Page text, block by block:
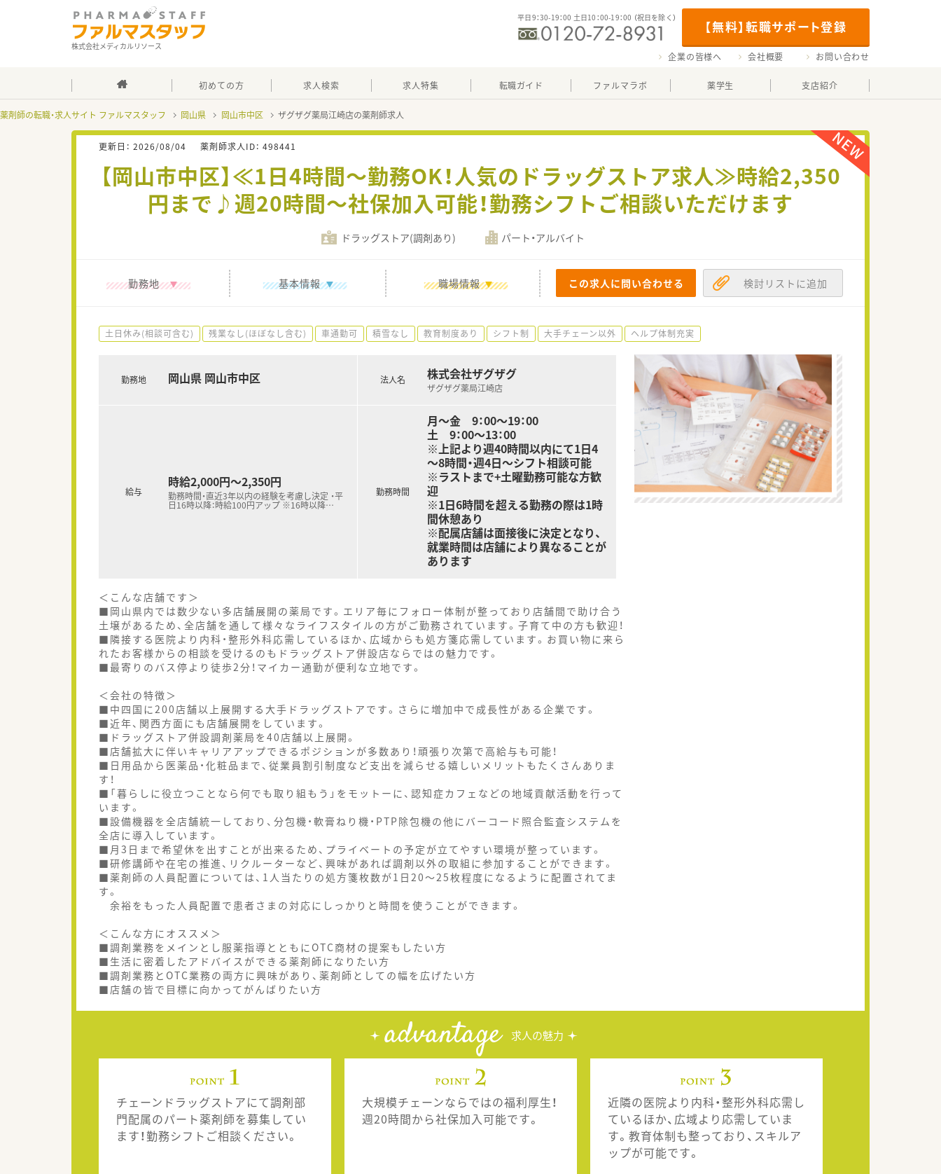
株式会社メディカルリソース
【無料】転職サポート登録
平日9：30-19：00 土日10：00-19：00 （祝日を除く）
企業の皆様へ 会社概要 お問い合わせ
初めての方 求人検索 求人特集 転職ガイド ファルマラボ 薬学生 支店紹介
薬剤師の転職・求人サイト ファルマスタッフ 岡山県 岡山市中区 ザグザグ薬局江崎店の薬剤師求人
更新日： 2026/08/04 薬剤師求人ID： 498441
【岡山市中区】≪1日4時間～勤務OK！人気のドラッグストア求人≫時給2,350
円まで♪週20時間～社保加入可能！勤務シフトご相談いただけます
ドラッグストア(調剤あり) パート・アルバイト
勤務地 基本情報 職場情報 この求人に問い合わせる 検討リストに追加
土日休み(相談可含む) 残業なし(ほぼなし含む) 車通勤可 積雪なし 教育制度あり シフト制 大手チェーン以外 ヘルプ体制充実
勤務地 岡山県 岡山市中区
給与
時給2,000円～2,350円
勤務時間・直近3年以内の経験を考慮し決定 ・平
日16時以降：時給100円アップ ※16時以降…
法人名 株式会社ザグザグ
ザグザグ薬局江崎店
勤務時間
月～金 9：00～19：00
土 9：00～13：00
※上記より週40時間以内にて1日4
～8時間・週4日～シフト相談可能
※ラストまで+土曜勤務可能な方歓
迎
※1日6時間を超える勤務の際は1時
間休憩あり
※配属店舗は面接後に決定となり、
就業時間は店舗により異なることが
あります
＜こんな店舗です＞
■岡山県内では数少ない多店舗展開の薬局です。エリア毎にフォロー体制が整っており店舗間で助け合う
土壌があるため、全店舗を通して様々なライフスタイルの方がご勤務されています。子育て中の方も歓迎！
■隣接する医院より内科・整形外科応需しているほか、広域からも処方箋応需しています。お買い物に来ら
れたお客様からの相談を受けるのもドラッグストア併設店ならではの魅力です。
■最寄りのバス停より徒歩2分！マイカー通勤が便利な立地です。
＜会社の特徴＞
■中四国に200店舗以上展開する大手ドラッグストアです。さらに増加中で成長性がある企業です。
■近年、関西方面にも店舗展開をしています。
■ドラッグストア併設調剤薬局を40店舗以上展開。
■店舗拡大に伴いキャリアアップできるポジションが多数あり！頑張り次第で高給与も可能！
■日用品から医薬品・化粧品まで、従業員割引制度など支出を減らせる嬉しいメリットもたくさんありま
す！
■「暮らしに役立つことなら何でも取り組もう」をモットーに、認知症カフェなどの地域貢献活動を行って
います。
■設備機器を全店舗統一しており、分包機・軟膏ねり機・PTP除包機の他にバーコード照合監査システムを
全店に導入しています。
■月3日まで希望休を出すことが出来るため、プライベートの予定が立てやすい環境が整っています。
■研修講師や在宅の推進、リクルーターなど、興味があれば調剤以外の取組に参加することができます。
■薬剤師の人員配置については、1人当たりの処方箋枚数が1日20～25枚程度になるように配置されてま
す。
余裕をもった人員配置で患者さまの対応にしっかりと時間を使うことができます。
＜こんな方にオススメ＞
■調剤業務をメインとし服薬指導とともにOTC商材の提案もしたい方
■生活に密着したアドバイスができる薬剤師になりたい方
■調剤業務とOTC業務の両方に興味があり、薬剤師としての幅を広げたい方
■店舗の皆で目標に向かってがんばりたい方
advantage 求人の魅力
チェーンドラッグストアにて調剤部
門配属のパート薬剤師を募集してい
ます！勤務シフトご相談ください。
大規模チェーンならではの福利厚生！
週20時間から社保加入可能です。
近隣の医院より内科・整形外科応需し
ているほか、広域より応需していま
す。教育体制も整っており、スキルア
ップが可能です。